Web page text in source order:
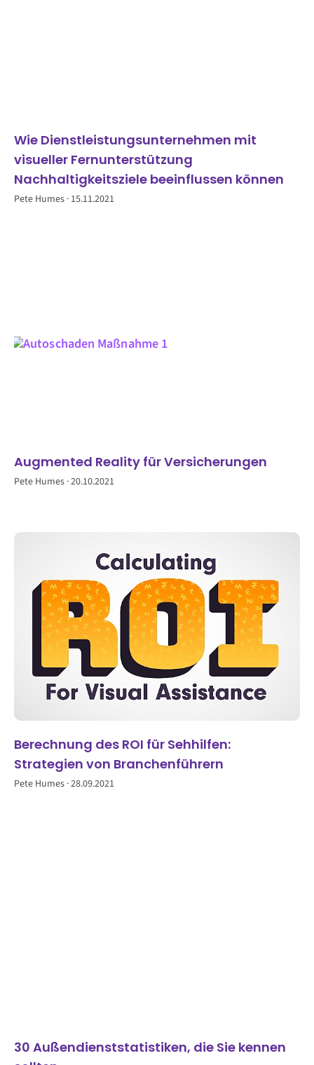
Wie Dienstleistungsunternehmen mit
visueller Fernunterstützung
Nachhaltigkeitsziele beeinflussen können
Pete Humes 15.11.2021
Augmented Reality für Versicherungen
Pete Humes 20.10.2021
Berechnung des ROI für Sehhilfen:
Strategien von Branchenführern
Pete Humes 28.09.2021
30 Außendienststatistiken, die Sie kennen